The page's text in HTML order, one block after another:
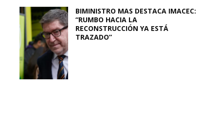
BIMINISTRO MAS DESTACA IMACEC:
“RUMBO HACIA LA
RECONSTRUCCIÓN YA ESTÁ
TRAZADO”